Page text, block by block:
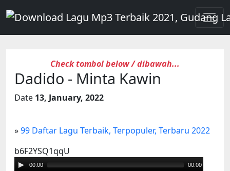
Check tombol below / dibawah...
Dadido - Minta Kawin
Date 13, January, 2022
»99 Daftar Lagu Terbaik, Terpopuler, Terbaru 2022
b6F2YSQ1qqU
00:00 00:00